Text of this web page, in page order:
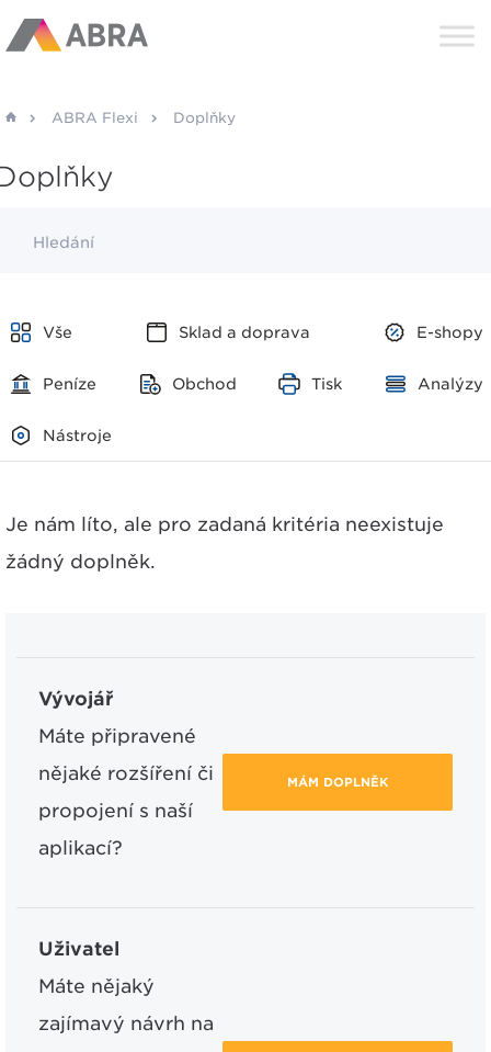
ABRA Flexi Doplňky
Hledání
Vše Sklad a doprava E-shopy
Peníze Obchod Tisk Analýzy
Nástroje
Je nám líto, ale pro zadaná kritéria neexistuje
žádný doplněk.
Vývojář
Máte připravené
nějaké rozšíření či
propojení s naší
aplikací?
MÁM DOPLNĚK
Uživatel
Máte nějaký
zajímavý návrh na